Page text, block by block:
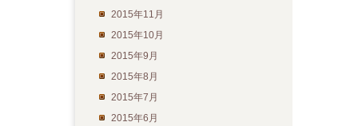
2015年11月
2015年10月
2015年9月
2015年8月
2015年7月
2015年6月